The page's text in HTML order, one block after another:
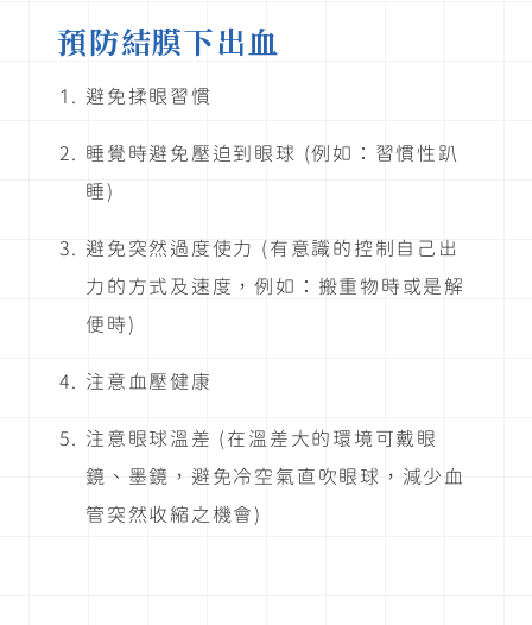
預防結膜下出血
避免揉眼習慣
睡覺時避免壓迫到眼球 (例如：習慣性趴
睡)
避免突然過度使力 (有意識的控制自己出
力的方式及速度，例如：搬重物時或是解
便時)
注意血壓健康
注意眼球溫差 (在溫差大的環境可戴眼
鏡、墨鏡，避免冷空氣直吹眼球，減少血
管突然收縮之機會)